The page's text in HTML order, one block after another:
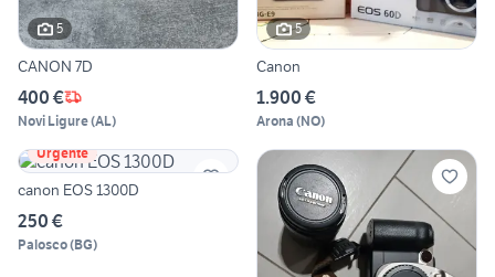
5
CANON 7D
400 €
Novi Ligure(AL)
5
Canon
1.900 €
Arona (NO)
Urgente
canon EOS 1300D
250 €
Palosco(BG)